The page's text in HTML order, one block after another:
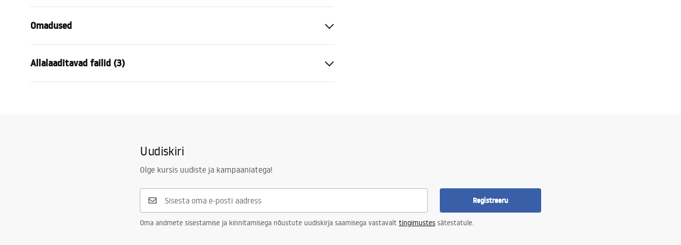
Omadused
Materjal
Värv
Valge, Kivikujundus
125 mm
Jah
Jah
Allalaaditavad failid (3)
Instrukcja_monta__u_Umywalki_A
Uudiskiri
Olge kursis uudiste ja kampaaniatega!
Registreeru
Oma andmete sisestamise ja kinnitamisega nõustute uudiskirja saamisega vastavalt tingimustes sätestatule.